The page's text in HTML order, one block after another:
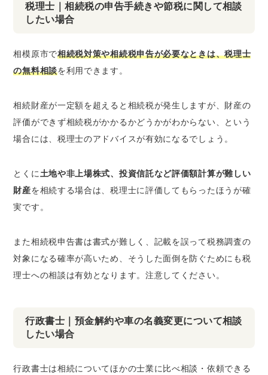
税理士｜相続税の申告手続きや節税に関して相談
したい場合
相模原市で相続税対策や相続税申告が必要なときは、税理士
の無料相談を利用できます。
相続財産が一定額を超えると相続税が発生しますが、財産の
評価ができず相続税がかかるかどうかがわからない、という
場合には、税理士のアドバイスが有効になるでしょう。
とくに 土地や非上場株式、投資信託など評価額計算が難しい
財産を相続する場合は、税理士に評価してもらったほうが確
実です。
また相続税申告書は書式が難しく、記載を誤って税務調査の
対象になる確率が高いため、そうした面倒を防ぐためにも税
理士への相談は有効となります。注意してください。
行政書士｜預金解約や車の名義変更について相談
したい場合
行政書士は相続についてほかの士業に比べ相談・依頼できる